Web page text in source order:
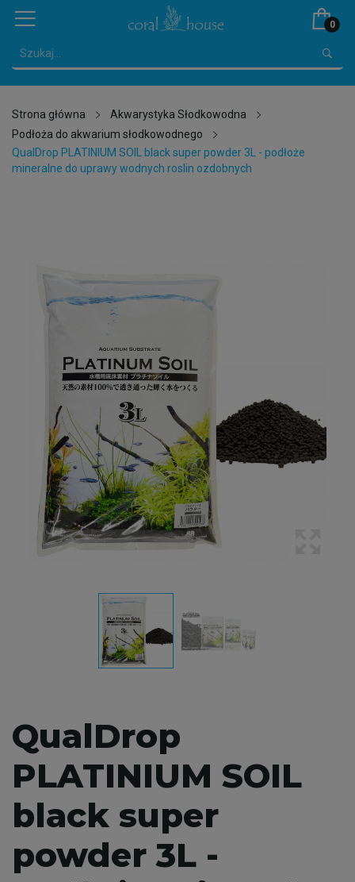
0
Strona główna
Akwarystyka Słodkowodna
Podłoża do akwarium słodkowodnego
QualDrop PLATINIUM SOIL black super powder 3L - podłoże
mineralne do uprawy wodnych roslin ozdobnych
QualDrop
PLATINIUM SOIL
black super
powder 3L -